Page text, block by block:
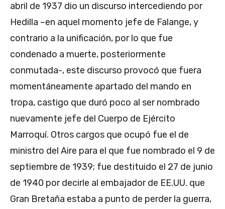
abril de 1937 dio un discurso intercediendo por
Hedilla –en aquel momento jefe de Falange, y
contrario a la unificación, por lo que fue
condenado a muerte, posteriormente
conmutada-, este discurso provocó que fuera
momentáneamente apartado del mando en
tropa, castigo que duró poco al ser nombrado
nuevamente jefe del Cuerpo de Ejército
Marroquí. Otros cargos que ocupó fue el de
ministro del Aire para el que fue nombrado el 9 de
septiembre de 1939; fue destituido el 27 de junio
de 1940 por decirle al embajador de EE.UU. que
Gran Bretaña estaba a punto de perder la guerra,